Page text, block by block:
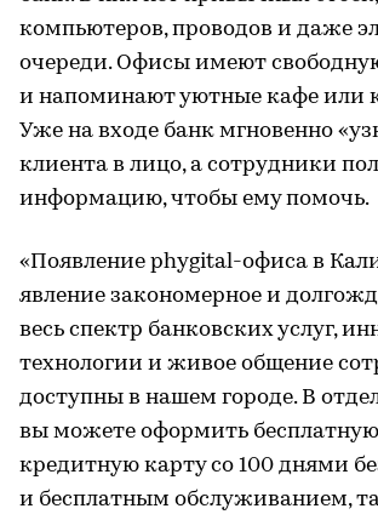
компьютеров, проводов и даже
очереди. Офисы имеют
и напоминают уютные кафе или
Уже на входе банк мгновенно
клиента в лицо, а сотрудники
информацию, чтобы ему помочь.
«Появление phygital-офиса в
явление закономерное и
весь спектр банковских услуг,
технологии и живое общение
доступны в нашем городе. В
вы можете оформить
кредитную карту со 100 днями
и бесплатным обслуживанием,